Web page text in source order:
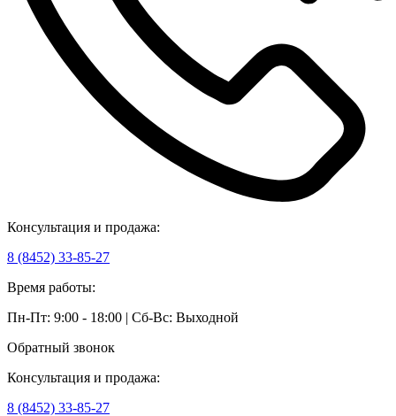
Консультация и продажа:
8 (8452) 33-85-27
Время работы:
Пн-Пт: 9:00 - 18:00 | Сб-Вс: Выходной
Обратный звонок
Консультация и продажа:
8 (8452) 33-85-27